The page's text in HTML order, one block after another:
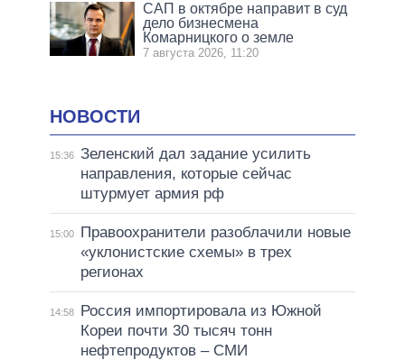
САП в октябре направит в суд
дело бизнесмена
Комарницкого о земле
7 августа 2026, 11:20
НОВОСТИ
15:36 Зеленский дал задание усилить
направления, которые сейчас
штурмует армия рф
15:00
Правоохранители разоблачили новые
«уклонистские схемы» в трех
регионах
14:58
Россия импортировала из Южной
Кореи почти 30 тысяч тонн
нефтепродуктов – СМИ